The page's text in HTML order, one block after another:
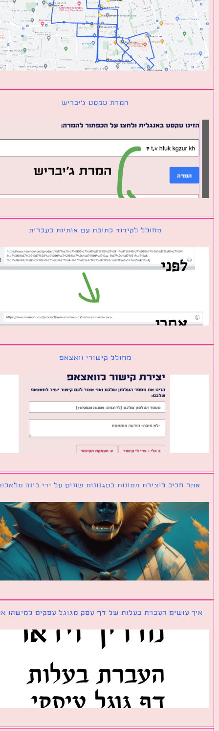
המרת טקסט ג׳יבריש
מחולל לקידוד כתובת עם אותיות בעברית
מחולל קישורי וואצאפ
חביב ליצירת תמונות בסגנונות שונים על ידי בינה מלאכותית
עושים העברת בעלות של דף עסק מגוגל עסקים למישהו אחר?